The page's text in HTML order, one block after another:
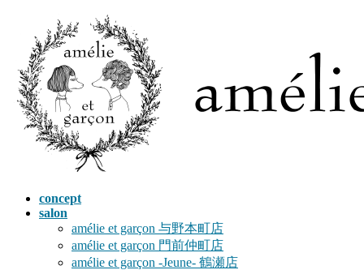
ン
ツ
へ
ー
シ
ョ
concept
salon
amélie et garçon 与野本町店
amélie et garçon 門前仲町店
amélie et garçon -Jeune- 鶴瀬店